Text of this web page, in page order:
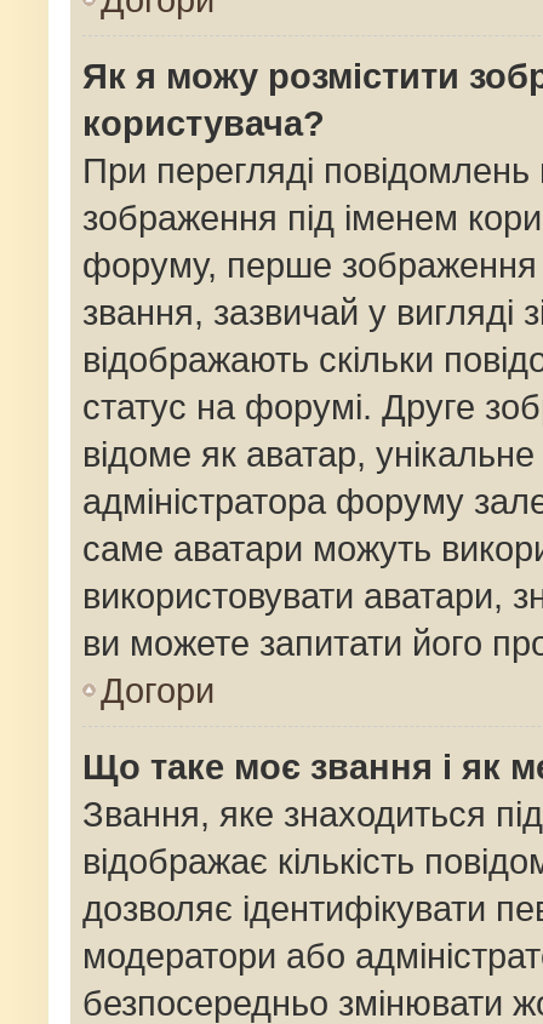
Як я можу розмістити
користувача?
При перегляді
зображення під іменем
форуму, перше зображення
звання, зазвичай у вигляді
відображають скільки
статус на форумі. Друге
відоме як аватар,
адміністратора форуму
саме аватари можуть
використовувати аватари,
ви можете запитати його
Догори
Що таке моє звання і як
Звання, яке знаходиться
відображає кількість
дозволяє ідентифікувати
модератори або
безпосередньо змінювати